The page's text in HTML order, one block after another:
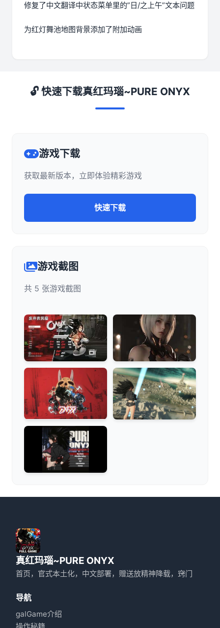
修复了中文翻译中状态菜单里的”日/之上午”文本问题
为红灯舞池地图背景添加了附加动画
🔓 快速下载真红玛瑙~PURE ONYX
游戏下载
获取最新版本，立即体验精彩游戏
快速下载
游戏截图
共 5 张游戏截图
真红玛瑙~PURE ONYX
首页，官式本土化，中文部署，赠送放精神降载，窍门
导航
galGame介绍
操作秘籍